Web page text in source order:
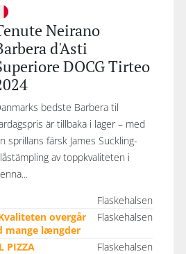
Neirano
d'Asti
DOCG Tirteo
bedste Barbera til
är tillbaka i lager – med
sprillans färsk James Suckling-
av toppkvaliteten i
Flaskehalsen
overgår
mange længder
Flaskehalsen
PIZZA Flaskehalsen